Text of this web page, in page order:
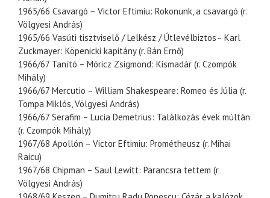
1965/66 Csavargó – Victor Eftimiu: Rokonunk, a csavargó (r.
Völgyesi András)
1965/66 Vasúti tisztviselő / Lelkész / Útlevélbiztos– Karl
Zuckmayer: Köpenicki kapitány (r. Bán Ernő)
1966/67 Tanító – Móricz Zsigmond: Kismadár (r. Czompók
Mihály)
1966/67 Mercutio – William Shakespeare: Romeo és Júlia (r.
Tompa Miklós, Völgyesi András)
1966/67 Serafim – Lucia Demetrius: Találkozás évek múltán
(r. Czompók Mihály)
1967/68 Apollón – Victor Eftimiu: Prométheusz (r. Mihai
Raicu)
1967/68 Chipman – Saul Lewitt: Parancsra tettem (r.
Völgyesi András)